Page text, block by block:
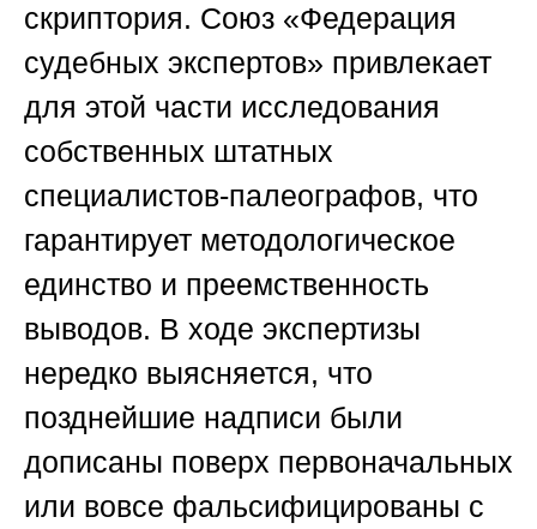
скриптория. Союз «Федерация
судебных экспертов» привлекает
для этой части исследования
собственных штатных
специалистов-палеографов, что
гарантирует методологическое
единство и преемственность
выводов. В ходе экспертизы
нередко выясняется, что
позднейшие надписи были
дописаны поверх первоначальных
или вовсе фальсифицированы с